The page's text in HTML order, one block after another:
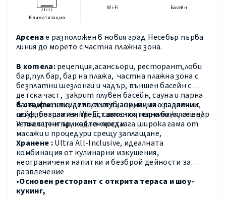
Климатизация
Wi-Fi Басейн
Арсенае разположен в новия град Несебър първа
линия до моретосчастна плажна зона.
В хотела:рецепция,асансьори, ресторант,лоби
бар,пул бар, бар на плажа, частна плажна зона с
безплатни шезлонги и чадър, външен басейн с
детска част, закрит плувен басейн, сауна и парна
баня,фитнес,детски клуб,анимацияс различни
шоу-програми и представления,паркинг/платен/
Уелнес център, койтопредлага широка гама от
масажи и процедури срещузаплащане,
В стаите:климатик,телевизор,мини-хладилник,
сейф,безплатенWi-Fi,самостоятелна баня,сешоар
и тоалетни принадлежности
Хранене :Ultra All-Inclusive, идеалната
комбинация от кулинарни изкушения,
неограничени напитки и безброй дейности за
развлечение
•Основен ресторант с открита тераса и шоу-
кукинг,